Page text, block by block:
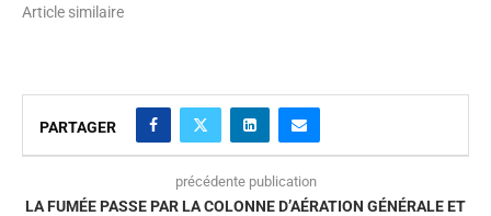
Article similaire
PARTAGER
précédente publication
LA FUMÉE PASSE PAR LA COLONNE D’AÉRATION GÉNÉRALE ET